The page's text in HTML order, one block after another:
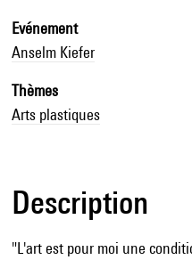
Evénement
Anselm Kiefer
Thèmes
Arts plastiques
Description
"L'art est pour moi une